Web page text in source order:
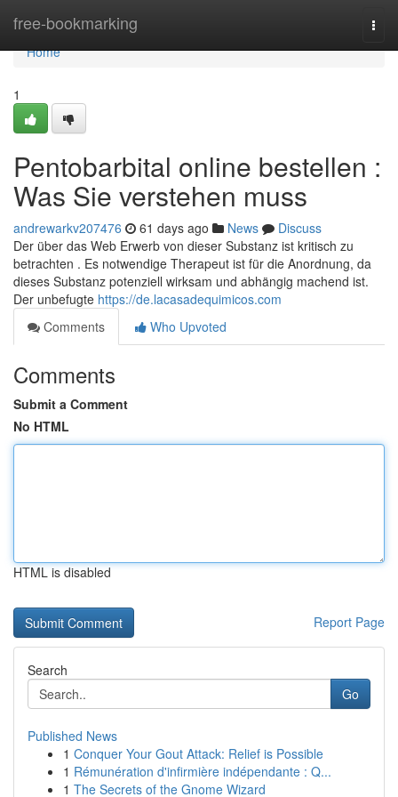
free-bookmarking
Home
Home
1
Pentobarbital online bestellen :
Was Sie verstehen muss
andrewarkv207476 61 days ago News
Discuss
Der über das Web Erwerb von dieser Substanz ist kritisch zu
betrachten . Es notwendige Therapeut ist für die Anordnung, da
dieses Substanz potenziell wirksam und abhängig machend ist.
Der unbefugte https://de.lacasadequimicos.com
Comments
Who Upvoted
Comments
Submit a Comment
No HTML
HTML is disabled
Report Page
Search
Go
Published News
1 Conquer Your Gout Attack: Relief is Possible
1 Rémunération d'infirmière indépendante : Q...
1 The Secrets of the Gnome Wizard